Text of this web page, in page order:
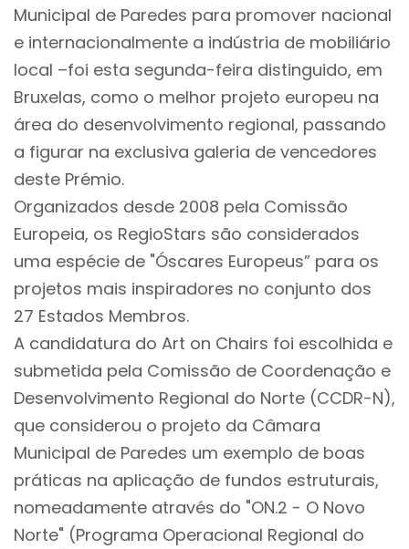
Municipal de Paredes para promover nacional
e internacionalmente a indústria de mobiliário
local –foi esta segunda-feira distinguido, em
Bruxelas, como o melhor projeto europeu na
área do desenvolvimento regional, passando
a figurar na exclusiva galeria de vencedores
deste Prémio.
Organizados desde 2008 pela Comissão
Europeia, os RegioStars são considerados
uma espécie de "Óscares Europeus” para os
projetos mais inspiradores no conjunto dos
27 Estados Membros.
A candidatura do Art on Chairs foi escolhida e
submetida pela Comissão de Coordenação e
Desenvolvimento Regional do Norte (CCDR-N),
que considerou o projeto da Câmara
Municipal de Paredes um exemplo de boas
práticas na aplicação de fundos estruturais,
nomeadamente através do "ON.2 - O Novo
Norte" (Programa Operacional Regional do